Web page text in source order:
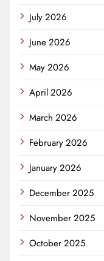
July 2026
June 2026
May 2026
April 2026
March 2026
February 2026
January 2026
December 2025
November 2025
October 2025